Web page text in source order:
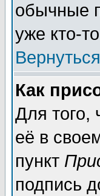
обычные
уже кто-
Как
Для того,
её в
пункт
подпись